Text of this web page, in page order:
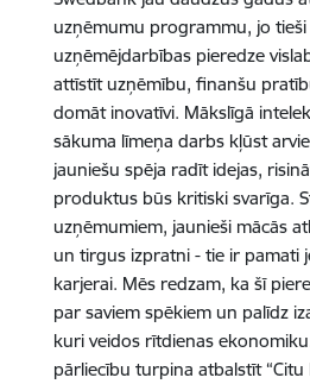
uzņēmumu programmu, jo
uzņēmējdarbības pieredze
attīstīt uzņēmību, finanšu
domāt inovatīvi. Mākslīgā
sākuma līmeņa darbs kļūst
jauniešu spēja radīt idejas,
produktus būs kritiski svarīga.
uzņēmumiem, jaunieši mācās
un tirgus izpratni - tie ir pamati
karjerai. Mēs redzam, ka šī
par saviem spēkiem un palīdz
kuri veidos rītdienas
pārliecību turpina atbalstīt